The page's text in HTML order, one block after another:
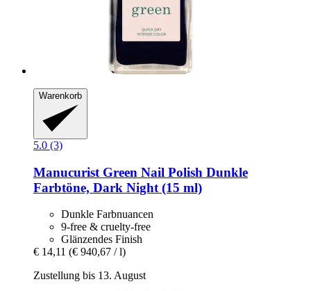
Warenkorb
5.0 (3)
Manucurist Green Nail Polish Dunkle
Farbtöne, Dark Night (15 ml)
Dunkle Farbnuancen
9-free & cruelty-free
Glänzendes Finish
€ 14,11 (€ 940,67 / l)
Zustellung bis 13. August